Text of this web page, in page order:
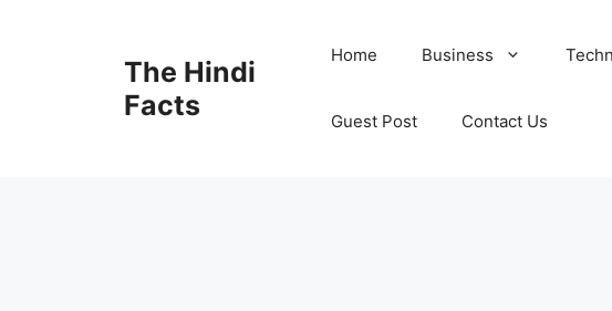
The Hindi
Facts
Home Business
Guest Post Contact Us